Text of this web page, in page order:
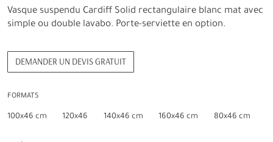
Vasque suspendu Cardiff Solid rectangulaire blanc mat avec
simple ou double lavabo. Porte-serviette en option.
DEMANDER UN DEVIS GRATUIT
FORMATS
100x46 cm 120x46 140x46 cm 160x46 cm 80x46 cm